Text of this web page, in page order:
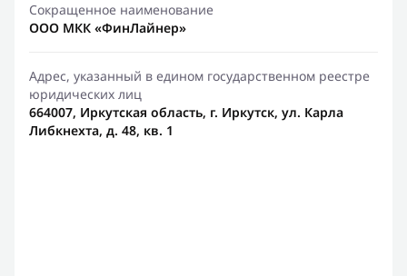
Сокращенное наименование
ООО МКК «ФинЛайнер»
Адрес, указанный в едином государственном реестре
юридических лиц
664007, Иркутская область, г. Иркутск, ул. Карла
Либкнехта, д. 48, кв. 1